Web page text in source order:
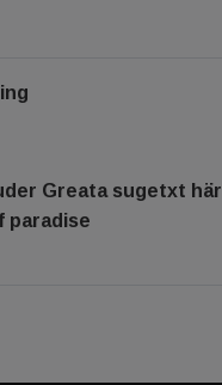
Greata sugetxt här
paradise